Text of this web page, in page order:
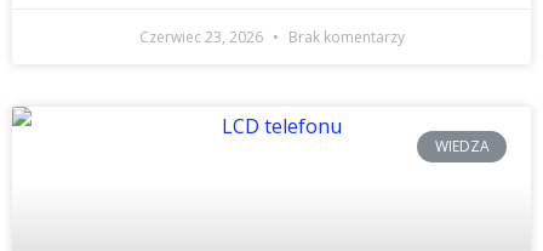
Czerwiec 23, 2026 Brak komentarzy
WIEDZA